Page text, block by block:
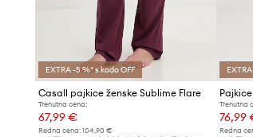
EXTRA -5 %* s kodo OFF
Casall pajkice ženske Sublime Flare
Trenutna cena:
67,99 €
Redna cena: 104,90 €
Trenutna
76,99
Redna